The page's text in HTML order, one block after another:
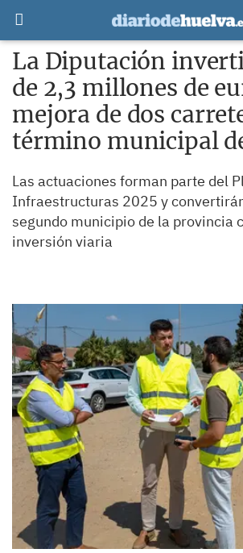
La Diputación
de 2,3 millones de
mejora de dos
término municipal
Las actuaciones forman parte del
Infraestructuras 2025 y
segundo municipio de la provincia
inversión viaria